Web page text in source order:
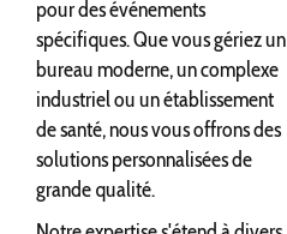
pour des événements
spécifiques. Que vous gériez un
bureau moderne, un complexe
industriel ou un établissement
de santé, nous vous offrons des
solutions personnalisées de
grande qualité.